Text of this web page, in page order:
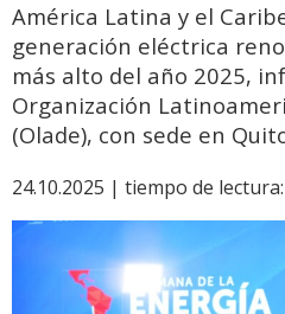
América Latina y el
generación eléctrica
más alto del año 2025,
Organización
(Olade), con sede en
24.10.2025 | tiempo de lectura: